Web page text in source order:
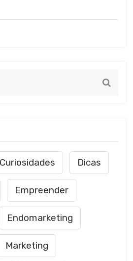
Curiosidades Dicas
Empreender
Endomarketing
Marketing